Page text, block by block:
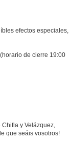
efectos especiales,
de cierre 19:00
y Velázquez,
que seáis vosotros!